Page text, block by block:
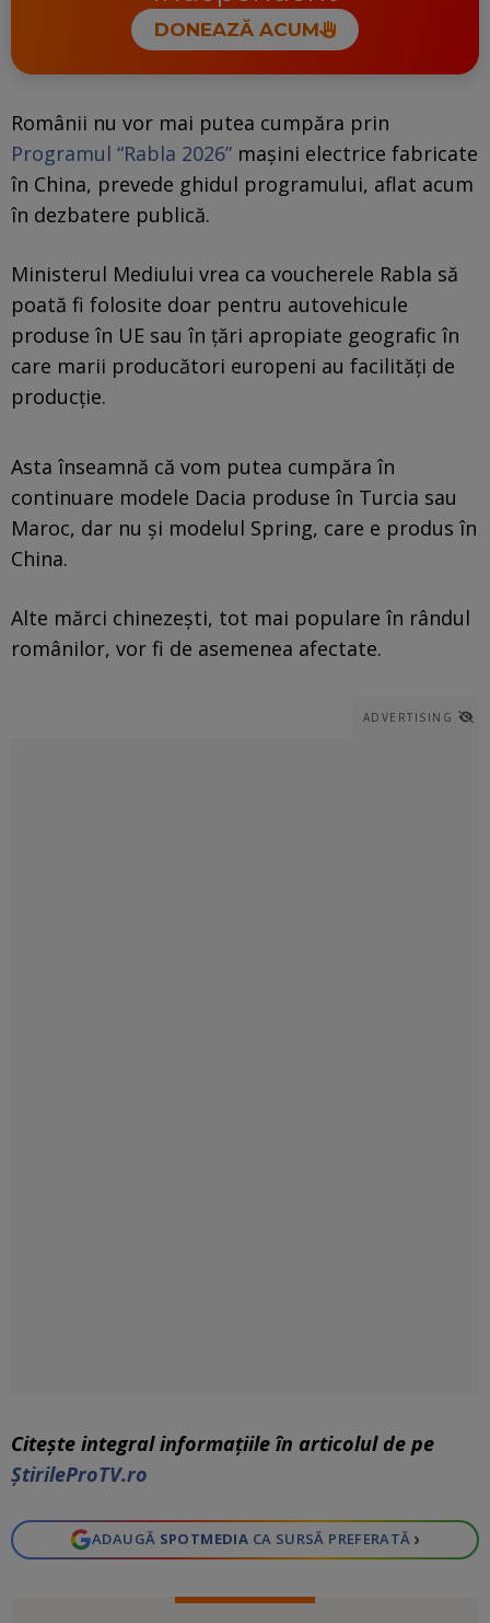
DONEAZĂ ACUM
Românii nu vor mai putea cumpăra prin
Programul “Rabla 2026” mașini electrice fabricate
în China, prevede ghidul programului, aflat acum
în dezbatere publică.
Ministerul Mediului vrea ca voucherele Rabla să
poată fi folosite doar pentru autovehicule
produse în UE sau în țări apropiate geografic în
care marii producători europeni au facilități de
producție.
Asta înseamnă că vom putea cumpăra în
continuare modele Dacia produse în Turcia sau
Maroc, dar nu și modelul Spring, care e produs în
China.
Alte mărci chinezești, tot mai populare în rândul
românilor, vor fi de asemenea afectate.
ADVERTISING
Citește integral informaţiile în articolul de pe
ŞtirileProTV.ro
ADAUGĂ SPOTMEDIA CA SURSĂ PREFERATĂ ›